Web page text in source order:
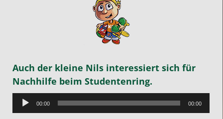
Auch der kleine Nils interessiert sich für
Nachhilfe beim Studentenring.
Audio-
Player
00:00 00:00